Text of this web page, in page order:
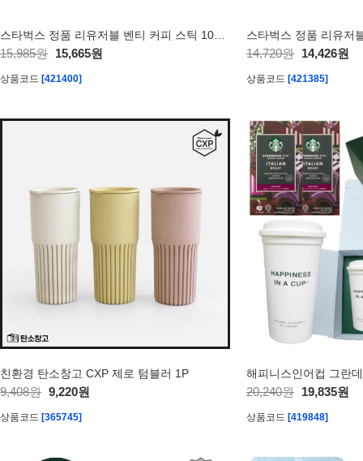
15,985원 15,665원
상품코드 [421400]
14,720원 14,426원
상품코드 [421385]
친환경 탄소창고 CXP 제로 텀블러 1P
9,408원 9,220원
상품코드 [365745]
20,240원 19,835원
상품코드 [419848]